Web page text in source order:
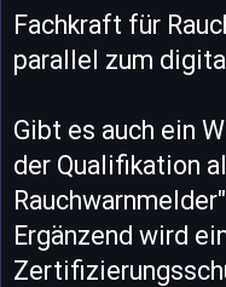
Fachkraft für
parallel zum
Gibt es auch ein
der Qualifikation
Ergänzend wird